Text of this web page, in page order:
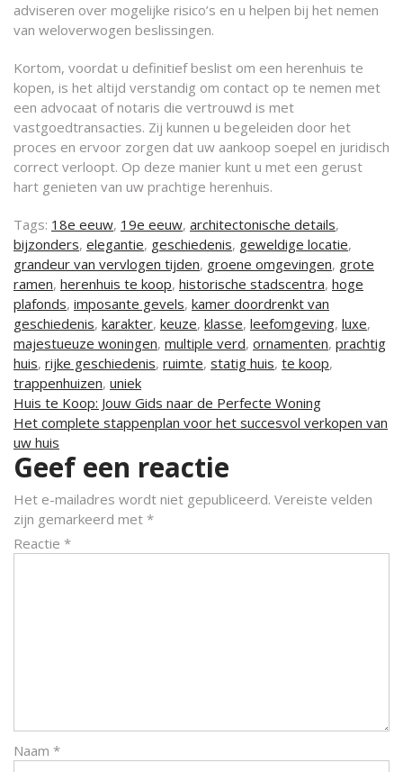
adviseren over mogelijke risico’s en u helpen bij het nemen
van weloverwogen beslissingen.
Kortom, voordat u definitief beslist om een herenhuis te
kopen, is het altijd verstandig om contact op te nemen met
een advocaat of notaris die vertrouwd is met
vastgoedtransacties. Zij kunnen u begeleiden door het
proces en ervoor zorgen dat uw aankoop soepel en juridisch
correct verloopt. Op deze manier kunt u met een gerust
hart genieten van uw prachtige herenhuis.
Tags: 18e eeuw, 19e eeuw, architectonische details,
bijzonders, elegantie, geschiedenis, geweldige locatie,
grandeur van vervlogen tijden, groene omgevingen, grote
ramen, herenhuis te koop, historische stadscentra, hoge
plafonds, imposante gevels, kamer doordrenkt van
geschiedenis, karakter, keuze, klasse, leefomgeving, luxe,
majestueuze woningen, multiple verd, ornamenten, prachtig
huis, rijke geschiedenis, ruimte, statig huis, te koop,
trappenhuizen, uniek
Berichtnavigatie
Huis te Koop: Jouw Gids naar de Perfecte Woning
Het complete stappenplan voor het succesvol verkopen van
uw huis
Geef een reactie
Het e-mailadres wordt niet gepubliceerd. Vereiste velden
zijn gemarkeerd met *
Reactie *
Naam *